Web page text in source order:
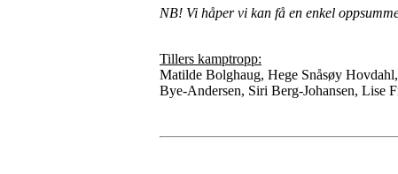
NB! Vi håper vi kan få en enkel
Tillers kamptropp:
Matilde Bolghaug, Hege Snåsøy
Bye-Andersen, Siri Berg-Johansen, Lise